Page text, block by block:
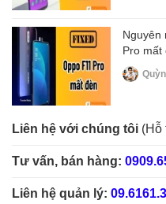
Nguyên
Pro mất
Liên hệ với chúng tôi (Hỗ
Tư vấn, bán hàng:
Liên hệ quản lý: